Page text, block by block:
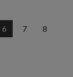
6 7 8